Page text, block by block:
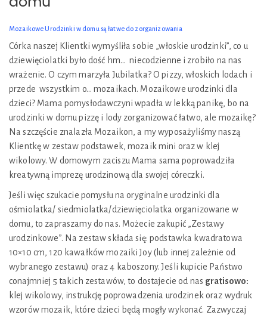
Mozaikowe Urodzinki w domu są łatwe do zorganizowania
Córka naszej Klientki wymyśliła sobie „włoskie urodzinki”, co u
dziewięciolatki było dość hm… niecodzienne i zrobiło na nas
wrażenie. O czym marzyła Jubilatka? O pizzy, włoskich lodach i
przede wszystkim o… mozaikach. Mozaikowe urodzinki dla
dzieci? Mama pomysłodawczyni wpadła w lekką panikę, bo na
urodzinki w domu pizzę i lody zorganizować łatwo, ale mozaikę?
Na szczęście znalazła Mozaikon, a my wyposażyliśmy naszą
Klientkę w zestaw podstawek, mozaik mini oraz w klej
wikolowy. W domowym zaciszu Mama sama poprowadziła
kreatywną imprezę urodzinową dla swojej córeczki.
Jeśli więc szukacie pomysłu na oryginalne urodzinki dla
ośmiolatka/ siedmiolatka/dziewięciolatka organizowane w
domu, to zapraszamy do nas. Możecie zakupić „Zestawy
urodzinkowe”. Na zestaw składa się: podstawka kwadratowa
10×10 cm, 120 kawałków mozaiki Joy (lub innej zależnie od
wybranego zestawu) oraz 4 kaboszony. Jeśli kupicie Państwo
conajmniej 5 takich zestawów, to dostajecie od nas gratisowo:
klej wikolowy, instrukcję poprowadzenia urodzinek oraz wydruk
wzorów mozaik, które dzieci będą mogły wykonać. Zazwyczaj